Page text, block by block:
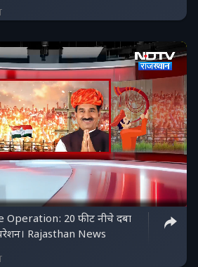
20 फीट नीचे दबा
Rajasthan News